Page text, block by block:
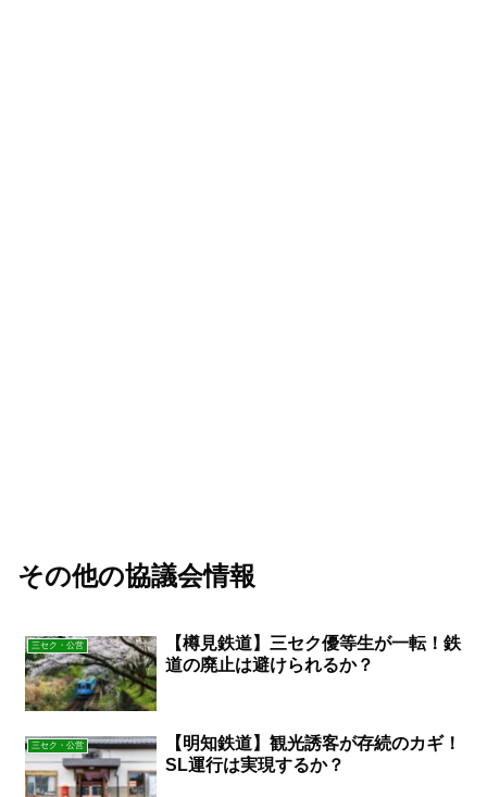
その他の協議会情報
三セク・公営
【樽見鉄道】三セク優等生が一転！鉄
道の廃止は避けられるか？
三セク・公営
【明知鉄道】観光誘客が存続のカギ！
SL運行は実現するか？